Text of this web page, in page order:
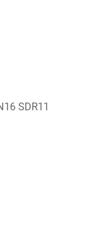
SDR11